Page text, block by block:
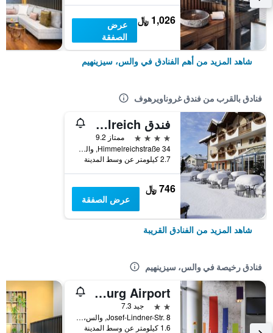
1,026 ﷼
عرض
الصفقة
شاهد المزيد من أهم الفنادق في والس، سيزينهيم
فنادق بالقرب من فندق غروناويرهوف
فندق Himmelreich
4 نجوم
ممتاز 9.2
Himmelreichstraße 34, والس، سيزينهيم, ولاية سالزبورغ, النمسا
2.7 كيلومتر عن وسط المدينة
746 ﷼
عرض الصفقة
شاهد المزيد من الفنادق القريبة
فنادق رخيصة في والس، سيزينهيم
ibis budget Salzburg Airport
2 نجمتين
جيد 7.3
Josef-Lindner-Str. 8, والس، سيزينهيم, ولاية سالزبورغ, النمسا
1.6 كيلومتر عن وسط المدينة